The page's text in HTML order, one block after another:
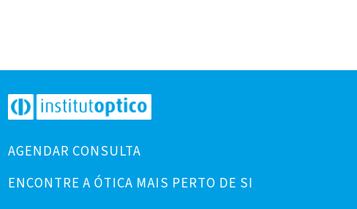
AGENDAR CONSULTA
ENCONTRE A ÓTICA MAIS PERTO DE SI